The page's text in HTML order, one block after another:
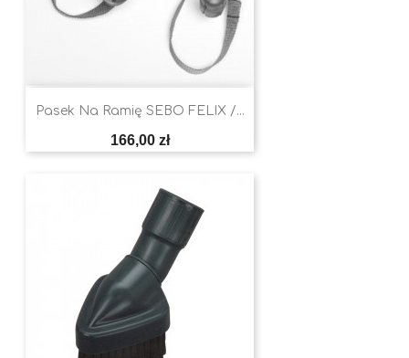
Pasek Na Ramię SEBO FELIX /...
Cena
166,00 zł